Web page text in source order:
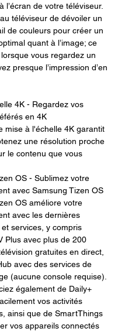
l’écran de votre téléviseur.
téléviseur de dévoiler un
de couleurs pour créer un
quant à l’image; ce
vous regardez un
presque l’impression d’en
4K - Regardez vos
en 4K
mise à l'échelle 4K garantit
une résolution proche
le contenu que vous
OS - Sublimez votre
avec Samsung Tizen OS
OS améliore votre
avec les dernières
services, y compris
Plus avec plus de 200
gratuites en direct,
avec des services de
(aucune console requise).
également de Daily+
vos activités
ainsi que de SmartThings
vos appareils connectés